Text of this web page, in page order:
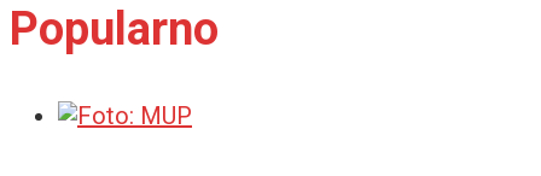
Popularno